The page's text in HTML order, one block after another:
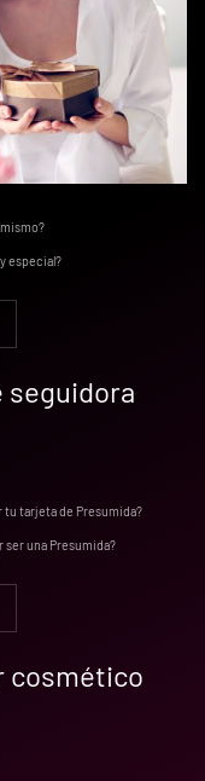
especial?
seguidora
tu tarjeta de Presumida?
una Presumida?
cosmético